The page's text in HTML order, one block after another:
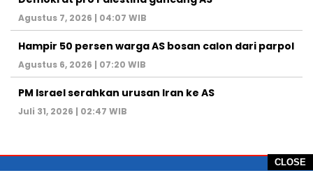
CLOSE
Agustus 7, 2026 | 04:07 WIB
Hampir 50 persen warga AS bosan calon dari parpol
Agustus 6, 2026 | 07:20 WIB
PM Israel serahkan urusan Iran ke AS
Juli 31, 2026 | 02:47 WIB